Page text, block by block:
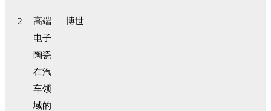
2
高端
电子
陶瓷
在汽
车领
域的
博世